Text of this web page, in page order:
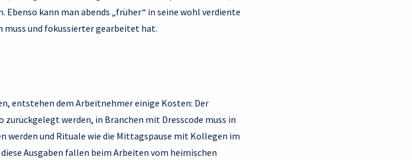
kann man abends „früher“ in seine wohl verdiente
muss und fokussierter gearbeitet hat.
entstehen dem Arbeitnehmer einige Kosten: Der
werden, in Branchen mit Dresscode muss in
werden und Rituale wie die Mittagspause mit Kollegen im
Ausgaben fallen beim Arbeiten vom heimischen